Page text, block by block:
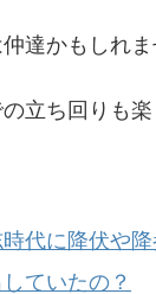
達かもしれま
立ち回りも楽
代に降伏や
ていたの？